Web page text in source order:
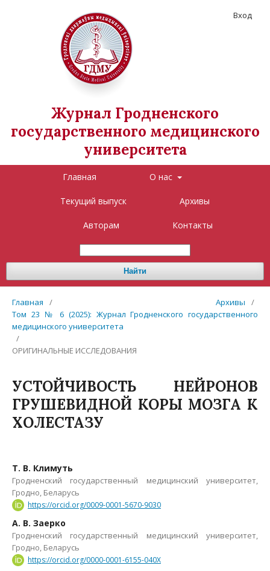
Журнал Гродненского
государственного медицинского
университета
Главная О нас
Текущий выпуск Архивы
Авторам Контакты
Найти
Вход
Главная / Архивы
/
Том 23 № 6 (2025): Журнал Гродненского государственного
медицинского университета
/
ОРИГИНАЛЬНЫЕ ИССЛЕДОВАНИЯ
УСТОЙЧИВОСТЬ НЕЙРОНОВ
ГРУШЕВИДНОЙ КОРЫ МОЗГА К
ХОЛЕСТАЗУ
Т. В. Климуть
Гродненский государственный медицинский университет,
Гродно, Беларусь
https://orcid.org/0009-0001-5670-9030
А. В. Заерко
Гродненский государственный медицинский университет,
Гродно, Беларусь
https://orcid.org/0000-0001-6155-040X